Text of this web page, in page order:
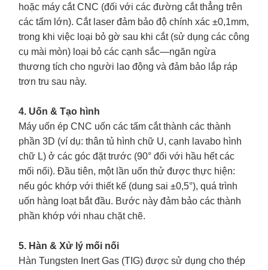
hoặc máy cắt CNC (đối với các đường cắt thẳng trên
các tấm lớn). Cắt laser đảm bảo độ chính xác ±0,1mm,
trong khi việc loại bỏ gờ sau khi cắt (sử dụng các công
cụ mài mòn) loại bỏ các cạnh sắc—ngăn ngừa
thương tích cho người lao động và đảm bảo lắp ráp
trơn tru sau này.
4. Uốn & Tạo hình
Máy uốn ép CNC uốn các tấm cắt thành các thành
phần 3D (ví dụ: thân tủ hình chữ U, cạnh lavabo hình
chữ L) ở các góc đặt trước (90° đối với hầu hết các
mối nối). Đầu tiên, một lần uốn thử được thực hiện:
nếu góc khớp với thiết kế (dung sai ±0,5°), quá trình
uốn hàng loạt bắt đầu. Bước này đảm bảo các thành
phần khớp với nhau chặt chẽ.
5. Hàn & Xử lý mối nối
Hàn Tungsten Inert Gas (TIG) được sử dụng cho thép